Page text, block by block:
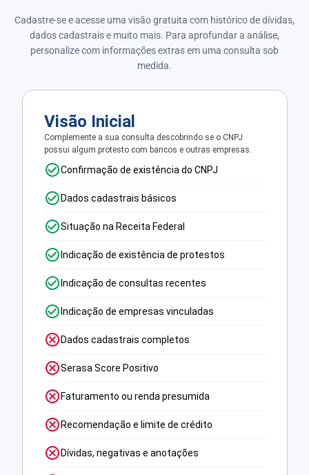
Cadastre-se e acesse uma visão gratuita com histórico de dívidas,
dados cadastrais e muito mais. Para aprofundar a análise,
personalize com informações extras em uma consulta sob
medida.
Visão Inicial
Complemente a sua consulta descobrindo se o CNPJ
possui algum protesto com bancos e outras empresas.
Confirmação de existência do CNPJ
Dados cadastrais básicos
Situação na Receita Federal
Indicação de existência de protestos
Indicação de consultas recentes
Indicação de empresas vinculadas
Dados cadastrais completos
Serasa Score Positivo
Faturamento ou renda presumida
Recomendação e limite de crédito
Dívidas, negativas e anotações